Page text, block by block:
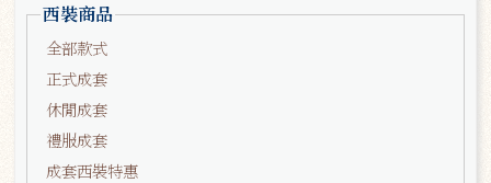
西裝商品
全部款式
正式成套
休閒成套
禮服成套
成套西裝特惠